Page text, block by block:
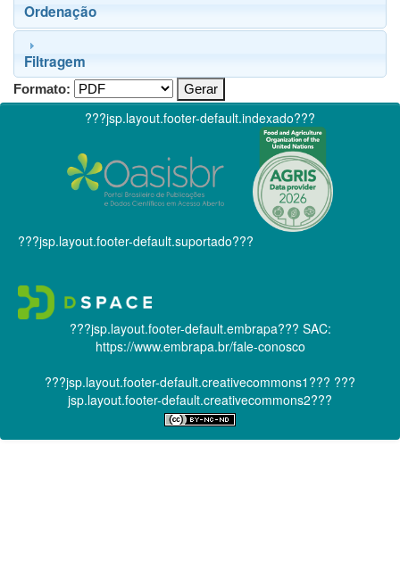
Ordenação
Filtragem
Formato:
???jsp.layout.footer-default.indexado???
???jsp.layout.footer-default.suportado???
???jsp.layout.footer-default.embrapa??? SAC:
https://www.embrapa.br/fale-conosco
???jsp.layout.footer-default.creativecommons1??? ???
jsp.layout.footer-default.creativecommons2???